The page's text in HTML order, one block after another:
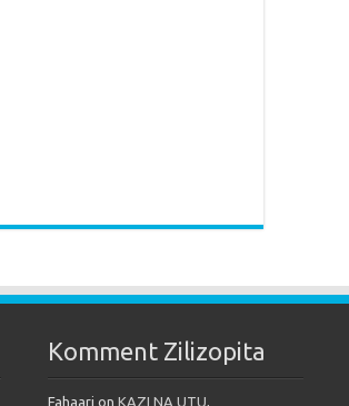
Komment Zilizopita
Fahaari on KAZI NA UTU,